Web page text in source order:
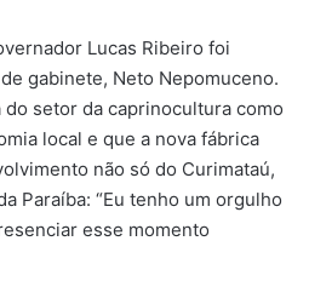
Lucas Ribeiro foi
gabinete, Neto Nepomuceno.
setor da caprinocultura como
local e que a nova fábrica
não só do Curimataú,
Paraíba: “Eu tenho um orgulho
esse momento